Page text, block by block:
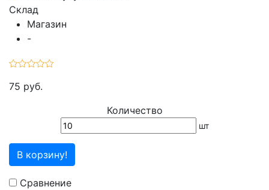
Склад
Магазин
-
75 руб.
Количество
шт
В корзину!
Сравнение